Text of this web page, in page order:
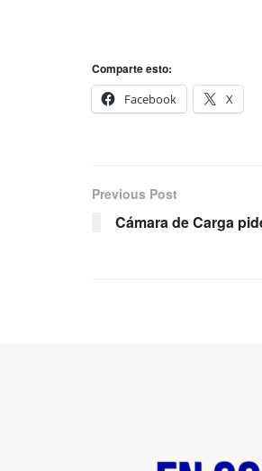
Comparte esto:
Facebook
X
Previous Post
Cámara de Carga